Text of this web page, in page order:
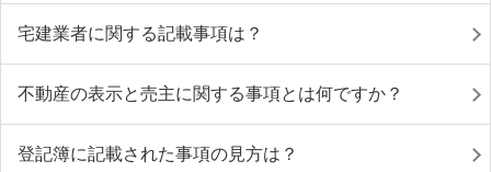
宅建業者に関する記載事項は？
不動産の表示と売主に関する事項とは何ですか？
登記簿に記載された事項の見方は？